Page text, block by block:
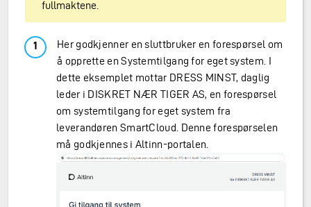
fullmaktene.
Her godkjenner en sluttbruker en forespørsel om
å opprette en Systemtilgang for eget system. I
dette eksemplet mottar DRESS MINST, daglig
leder i DISKRET NÆR TIGER AS, en forespørsel
om systemtilgang for eget system fra
leverandøren SmartCloud. Denne forespørselen
må godkjennes i Altinn-portalen.